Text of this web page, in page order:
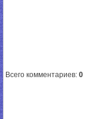
Всего комментариев: 0